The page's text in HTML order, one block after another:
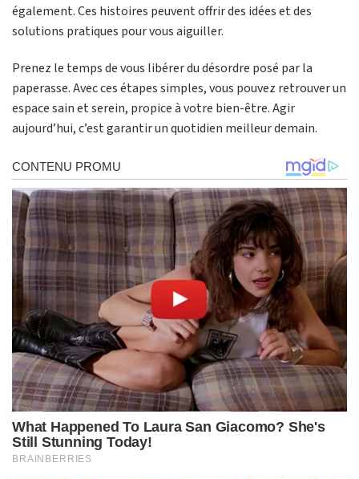
également. Ces histoires peuvent offrir des idées et des
solutions pratiques pour vous aiguiller.
Prenez le temps de vous libérer du désordre posé par la
paperasse. Avec ces étapes simples, vous pouvez retrouver un
espace sain et serein, propice à votre bien-être. Agir
aujourd’hui, c’est garantir un quotidien meilleur demain.